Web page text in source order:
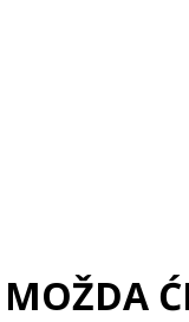
MOŽDA